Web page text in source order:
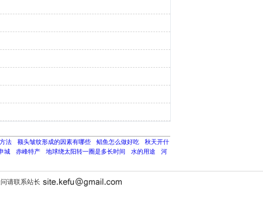
法 额头皱纹形成的因素有哪些 鲳鱼怎么做好吃
秋天开什
城 赤峰特产 地球绕太阳转一圈是多长时间 水的用途
河
请联系站长